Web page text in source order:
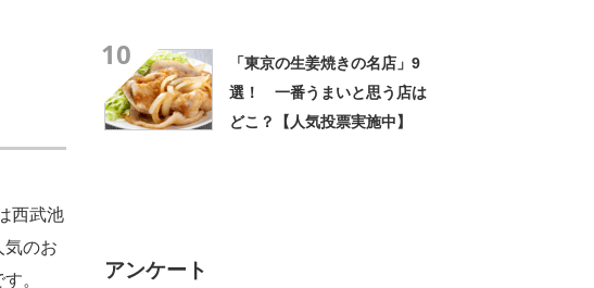
西武池
気のお
。
10
「東京の生姜焼きの名店」9
選！ 一番うまいと思う店は
どこ？【人気投票実施中】
アンケート